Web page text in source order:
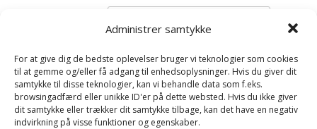
Administrer samtykke
For at give dig de bedste oplevelser bruger vi teknologier som cookies
til at gemme og/eller få adgang til enhedsoplysninger. Hvis du giver dit
samtykke til disse teknologier, kan vi behandle data som f.eks.
browsingadfærd eller unikke ID'er på dette websted. Hvis du ikke giver
dit samtykke eller trækker dit samtykke tilbage, kan det have en negativ
indvirkning på visse funktioner og egenskaber.
næste gang jeg kommenterer.